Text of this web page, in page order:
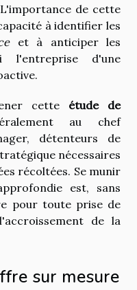
de cette
à identifier les
et à anticiper les
l'entreprise d'une
cette étude de
au chef
détenteurs de
nécessaires
récoltées. Se munir
est, sans
pour toute prise de
de la
sur mesure